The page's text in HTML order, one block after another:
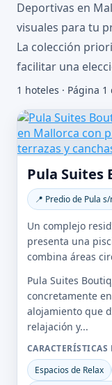
Deportivas en
visuales para tu
La colección
facilitar una
1 hoteles · Página 1
Pula Suites
📍 Predio de Pula
Un complejo
presenta una
combina áreas
Pula Suites
concretamente
alojamiento que
relajación y...
CARACTERÍSTICAS
Espacios de Relax